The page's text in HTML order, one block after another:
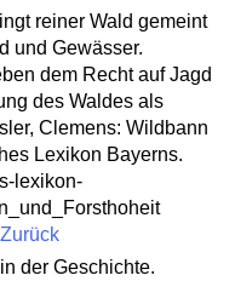
reiner Wald gemeint
und Gewässer.
dem Recht auf Jagd
des Waldes als
Clemens: Wildbann
Lexikon Bayerns.
lexikon-
Zurück
der Geschichte.